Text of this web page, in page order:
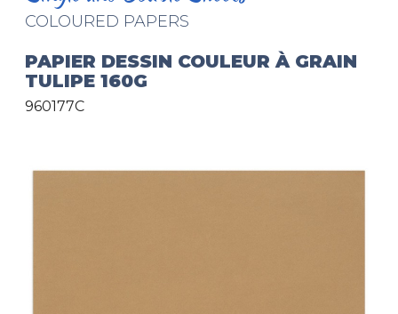
Handicraft
Pencil cases & Leather goods
All the collections
COLOURED PAPERS
PAPIER DESSIN COULEUR À GRAIN
TULIPE 160G
960177C